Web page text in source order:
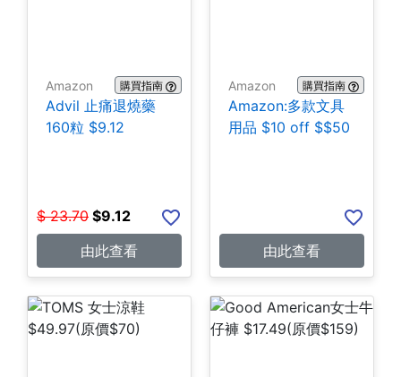
Amazon 購買指南
Advil 止痛退燒藥
160粒 $9.12
$ 23.70 $9.12
由此查看
Amazon 購買指南
Amazon:多款文具
用品 $10 off $$50
由此查看